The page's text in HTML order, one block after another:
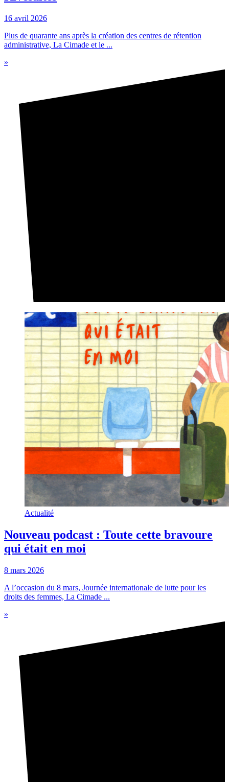
16 avril 2026
Plus de quarante ans après la création des centres de rétention
administrative, La Cimade et le ...
»
Actualité
Nouveau podcast : Toute cette bravoure
qui était en moi
8 mars 2026
A l’occasion du 8 mars, Journée internationale de lutte pour les
droits des femmes, La Cimade ...
»